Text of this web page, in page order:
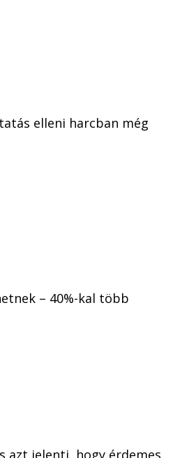
elleni harcban még
– 40%-kal több